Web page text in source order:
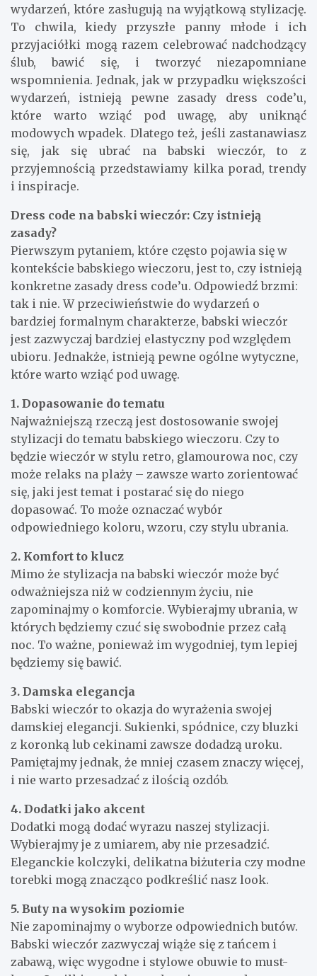
wydarzeń, które zasługują na wyjątkową stylizację.
To chwila, kiedy przyszłe panny młode i ich
przyjaciółki mogą razem celebrować nadchodzący
ślub, bawić się, i tworzyć niezapomniane
wspomnienia. Jednak, jak w przypadku większości
wydarzeń, istnieją pewne zasady dress code’u,
które warto wziąć pod uwagę, aby uniknąć
modowych wpadek. Dlatego też, jeśli zastanawiasz
się, jak się ubrać na babski wieczór, to z
przyjemnością przedstawiamy kilka porad, trendy
i inspiracje.
Dress code na babski wieczór: Czy istnieją
zasady?
Pierwszym pytaniem, które często pojawia się w
kontekście babskiego wieczoru, jest to, czy istnieją
konkretne zasady dress code’u. Odpowiedź brzmi:
tak i nie. W przeciwieństwie do wydarzeń o
bardziej formalnym charakterze, babski wieczór
jest zazwyczaj bardziej elastyczny pod względem
ubioru. Jednakże, istnieją pewne ogólne wytyczne,
które warto wziąć pod uwagę.
1. Dopasowanie do tematu
Najważniejszą rzeczą jest dostosowanie swojej
stylizacji do tematu babskiego wieczoru. Czy to
będzie wieczór w stylu retro, glamourowa noc, czy
może relaks na plaży – zawsze warto zorientować
się, jaki jest temat i postarać się do niego
dopasować. To może oznaczać wybór
odpowiedniego koloru, wzoru, czy stylu ubrania.
2. Komfort to klucz
Mimo że stylizacja na babski wieczór może być
odważniejsza niż w codziennym życiu, nie
zapominajmy o komforcie. Wybierajmy ubrania, w
których będziemy czuć się swobodnie przez całą
noc. To ważne, ponieważ im wygodniej, tym lepiej
będziemy się bawić.
3. Damska elegancja
Babski wieczór to okazja do wyrażenia swojej
damskiej elegancji. Sukienki, spódnice, czy bluzki
z koronką lub cekinami zawsze dodadzą uroku.
Pamiętajmy jednak, że mniej czasem znaczy więcej,
i nie warto przesadzać z ilością ozdób.
4. Dodatki jako akcent
Dodatki mogą dodać wyrazu naszej stylizacji.
Wybierajmy je z umiarem, aby nie przesadzić.
Eleganckie kolczyki, delikatna biżuteria czy modne
torebki mogą znacząco podkreślić nasz look.
5. Buty na wysokim poziomie
Nie zapominajmy o wyborze odpowiednich butów.
Babski wieczór zazwyczaj wiąże się z tańcem i
zabawą, więc wygodne i stylowe obuwie to must-